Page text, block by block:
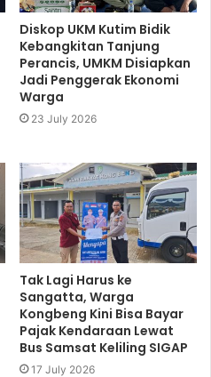
Diskop UKM Kutim Bidik
Kebangkitan Tanjung
Perancis, UMKM Disiapkan
Jadi Penggerak Ekonomi
Warga
23 July 2026
Tak Lagi Harus ke
Sangatta, Warga
Kongbeng Kini Bisa Bayar
Pajak Kendaraan Lewat
Bus Samsat Keliling SIGAP
17 July 2026